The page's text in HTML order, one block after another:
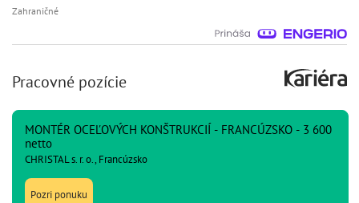
Zahraničné
Pracovné pozície
MONTÉR OCEĽOVÝCH KONŠTRUKCIÍ - FRANCÚZSKO - 3 600
netto
CHRISTAL s. r. o., Francúzsko
Pozri ponuku